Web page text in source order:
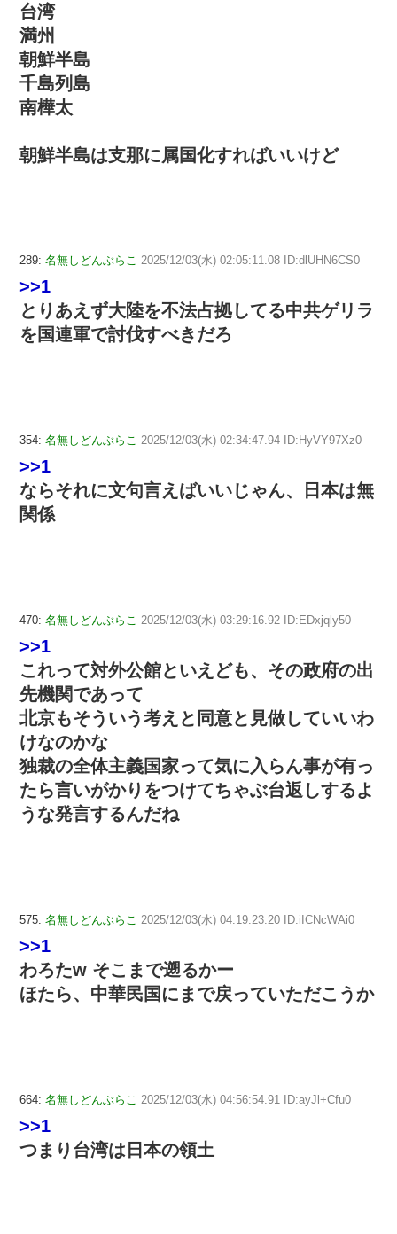
台湾
満州
朝鮮半島
千島列島
南樺太
朝鮮半島は支那に属国化すればいいけど
289: 名無しどんぶらこ 2025/12/03(水) 02:05:11.08 ID:dlUHN6CS0
>>1
とりあえず大陸を不法占拠してる中共ゲリラ
を国連軍で討伐すべきだろ
354: 名無しどんぶらこ 2025/12/03(水) 02:34:47.94 ID:HyVY97Xz0
>>1
ならそれに文句言えばいいじゃん、日本は無
関係
470: 名無しどんぶらこ 2025/12/03(水) 03:29:16.92 ID:EDxjqly50
>>1
これって対外公館といえども、その政府の出
先機関であって
北京もそういう考えと同意と見做していいわ
けなのかな
独裁の全体主義国家って気に入らん事が有っ
たら言いがかりをつけてちゃぶ台返しするよ
うな発言するんだね
575: 名無しどんぶらこ 2025/12/03(水) 04:19:23.20 ID:iICNcWAi0
>>1
わろたw そこまで遡るかー
ほたら、中華民国にまで戻っていただこうか
664: 名無しどんぶらこ 2025/12/03(水) 04:56:54.91 ID:ayJl+Cfu0
>>1
つまり台湾は日本の領土